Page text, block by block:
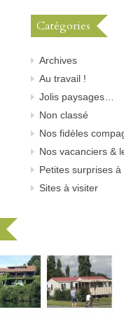
Catégories
Archives
Au travail !
Jolis paysages…
Non classé
Nos fidèles
Nos vacanciers &
Petites surprises
Sites à visiter